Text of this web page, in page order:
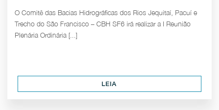
O Comitê das Bacias Hidrográficas dos Rios Jequitaí, Pacuí e
Trecho do São Francisco – CBH SF6 irá realizar a I Reunião
Plenária Ordinária [...]
LEIA